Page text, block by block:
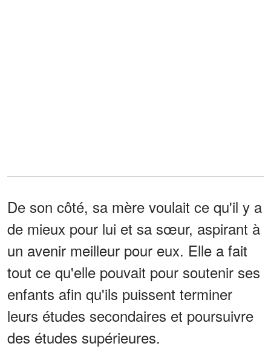
De son côté, sa mère voulait ce qu'il y a
de mieux pour lui et sa sœur, aspirant à
un avenir meilleur pour eux. Elle a fait
tout ce qu'elle pouvait pour soutenir ses
enfants afin qu'ils puissent terminer
leurs études secondaires et poursuivre
des études supérieures.